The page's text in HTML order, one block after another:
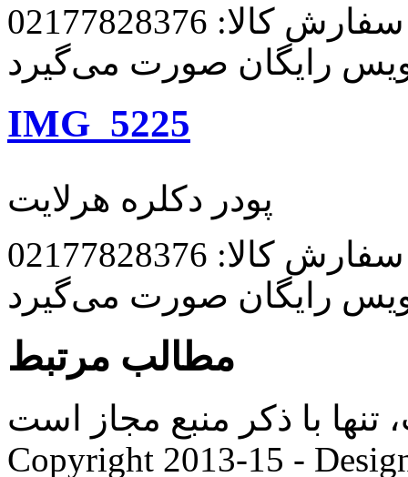
کالا: 02177828376
رایگان صورت می‌گیرد
IMG_5225
پودر دکلره هرلایت
کالا: 02177828376
رایگان صورت می‌گیرد
مطالب مرتبط
با ذکر منبع مجاز است. |
Copyright 2013-15 -